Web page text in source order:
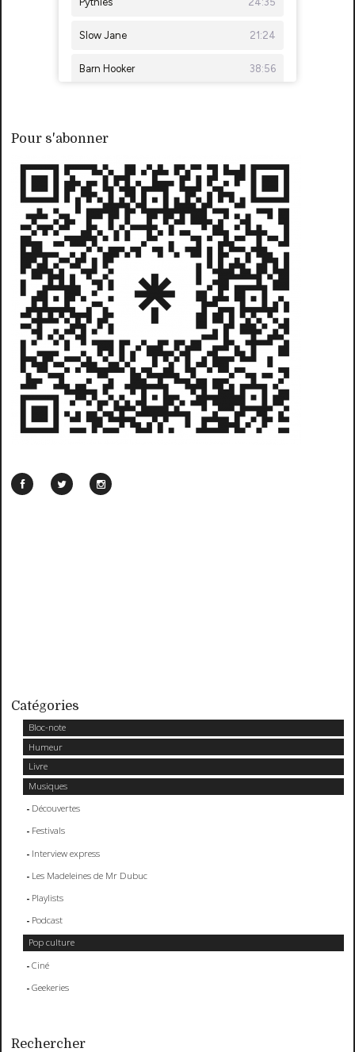
Pour s'abonner
Catégories
Bloc-note
Humeur
Livre
Musiques
Découvertes
Festivals
Interview express
Les Madeleines de Mr Dubuc
Playlists
Podcast
Pop culture
Ciné
Geekeries
Rechercher